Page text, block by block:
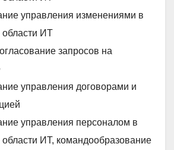
управления изменениями в
области ИТ
запросов на
управления договорами и
управления персоналом в
области ИТ, командообразование